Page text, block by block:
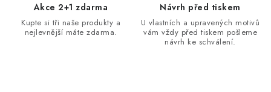
Akce 2+1 zdarma
Kupte si tři naše produkty a
nejlevnější máte zdarma.
Návrh před tiskem
U vlastních a upravených motivů
vám vždy před tiskem pošleme
návrh ke schválení.